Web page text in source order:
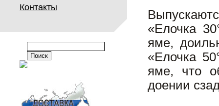
Контакты
«Елочка
яме,
«Елочка
яме, что
доении